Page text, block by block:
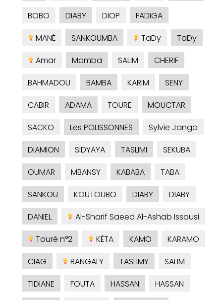
BOBO
DIABY DIOP
FADIGA
MANÉ
SANKOUMBA TaDy
TaDy
Amar
Mamba SALIM
CHERIF
BAHMADOU
BAMBA KARIM
SENY
CABIR
ADAMA TOURE
MOUCTAR
SACKO
Les POLISSONNES
Sylvie Jango
DIAMION
SIDYAYA TASLIMI
SEKUBA
OUMAR
MBANSY KABABA
TABA
SANKOU
KOUTOUBO DIABY
DIABY
DANIEL
Al-Sharif Saeed Al-Ashab Issousi
Touré n°2
KÉTA KAMO
KARAMO
CIAG
BANGALY TASLIMY
SALIM
TIDIANE
FOUTA HASSAN
HASSAN